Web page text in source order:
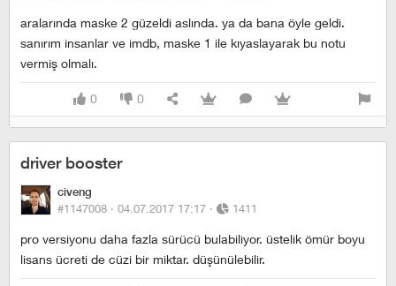
aralarında maske 2 güzeldi aslında. ya da bana öyle geldi.
sanırım insanlar ve imdb, maske 1 ile kıyaslayarak bu notu
vermiş olmalı.
0 0
driver booster
civeng
#1147008 · 04.07.2017 17:17 · 1411
pro versiyonu daha fazla sürücü bulabiliyor. üstelik ömür boyu
lisans ücreti de cüzi bir miktar. düşünülebilir.